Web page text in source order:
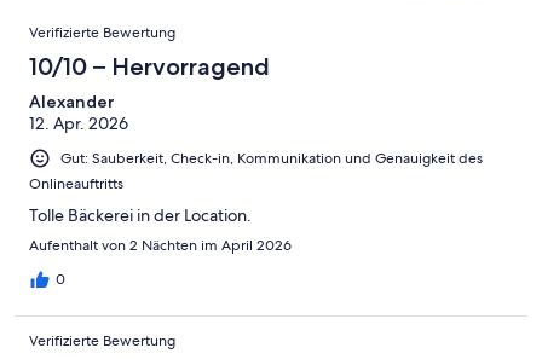
Okay
Schlecht
Bewertung
von
Ungenügend
Bewertungen
Verifizierte Bewertung
10/10 – Hervorragend
Alexander
12. Apr. 2026
Gut: Sauberkeit, Check-in, Kommunikation und Genauigkeit des
Onlineauftritts
Tolle Bäckerei in der Location.
Aufenthalt von 2 Nächten im April 2026
0
Verifizierte Bewertung